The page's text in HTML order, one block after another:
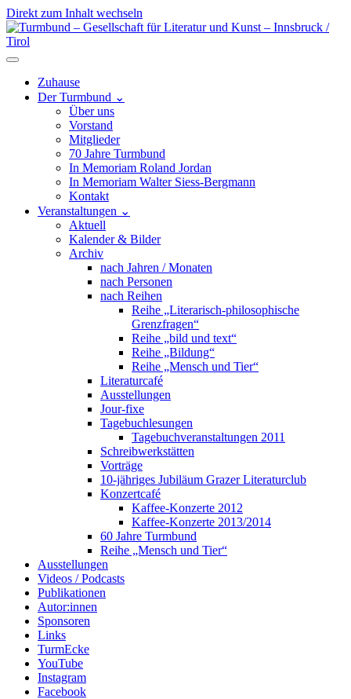
Direkt zum Inhalt wechseln
Hauptnavigation
Zuhause
Der Turmbund ⌄
Über uns
Vorstand
Mitglieder
70 Jahre Turmbund
In Memoriam Roland Jordan
In Memoriam Walter Siess-Bergmann
Kontakt
Veranstaltungen ⌄
Aktuell
Kalender & Bilder
Archiv
nach Jahren / Monaten
nach Personen
nach Reihen
Reihe „Literarisch-philosophische
Grenzfragen“
Reihe „bild und text“
Reihe „Bildung“
Reihe „Mensch und Tier“
Literaturcafé
Ausstellungen
Jour-fixe
Tagebuchlesungen
Tagebuchveranstaltungen 2011
Schreibwerkstätten
Vorträge
10-jähriges Jubiläum Grazer Literaturclub
Konzertcafé
Kaffee-Konzerte 2012
Kaffee-Konzerte 2013/2014
60 Jahre Turmbund
Reihe „Mensch und Tier“
Ausstellungen
Videos / Podcasts
Publikationen
Autor:innen
Sponsoren
Links
TurmEcke
YouTube
Instagram
Facebook